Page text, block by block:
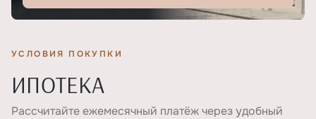
УСЛОВИЯ ПОКУПКИ
ИПОТЕКА
Рассчитайте ежемесячный платёж через удобный